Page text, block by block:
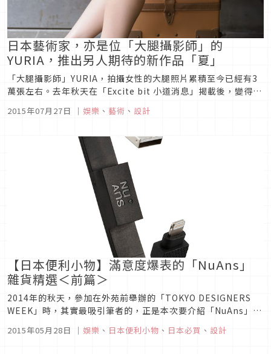
日本藝術家，亦是位「大腿攝影師」的
YURIA，推出另人期待的新作品「夏」
「大腿攝影師」YURIA，拍攝女性的大腿照片累積至今已經有3
萬張左右。去年秋天在「Excite bit 小道消息」揭載後，變得廣
品「大腿寫真館-夏の日-（Transworld Japan），17日接著推
2015年07月27日 ｜ 娛樂 、 藝術 、 設計
【日本便利小物】滿意度爆表的「NuAns」
雜貨精選＜前篇＞
2014年的秋天，參加在外苑前舉辦的「TOKYO DESIGNERS
WEEK」時，其實最吸引筆者的，正是本次要介紹「NuAns」的
人購買慾大增，但相當可惜的是當時還只是處於發售預定的階
2015年05月28日 ｜ 娛樂 、 日本便利小物 、 日本必買 、 設計